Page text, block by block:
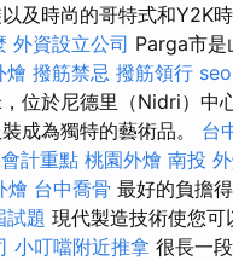
及時尚的哥特式和Y2K
外資設立公司 Parga市是
燴 撥筋禁忌 撥筋領行
位於尼德里（Nidri）中
成為獨特的藝術品。 台
計重點 桃園外燴 南投
燴 台中喬骨 最好的負擔
試題 現代製造技術使您
小叮噹附近推拿 很長一